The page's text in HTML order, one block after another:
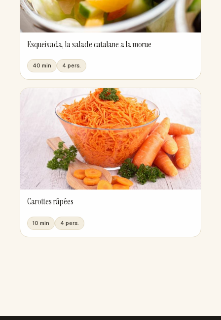
Esqueixada, la salade catalane a la morue
40 min 4 pers.
Carottes râpées
10 min 4 pers.